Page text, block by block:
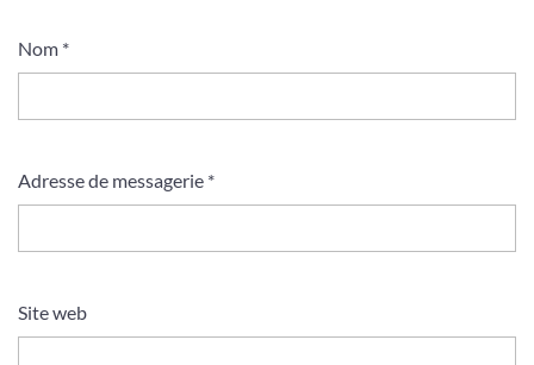
Nom *
Adresse de messagerie *
Site web